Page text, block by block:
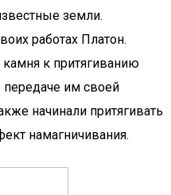
земли.
работах Платон.
к притягиванию
им своей
начинали притягивать
намагничивания.